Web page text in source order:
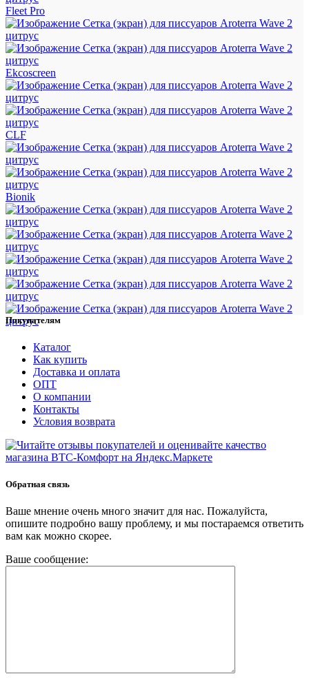
Fleet Pro
Ekcoscreen
CLF
Bionik
Покупателям
Каталог
Как купить
Доставка и оплата
ОПТ
О компании
Контакты
Условия возврата
Обратная связь
Ваше мнение очень много значит для нас. Пожалуйста,
опишите подробно вашу проблему, и мы постараемся ответить
вам как можно скорее.
Ваше сообщение: